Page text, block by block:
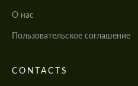
О нас
Пользовательское соглашение
CONTACTS